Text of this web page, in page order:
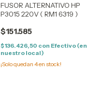
FUSOR ALTERNATIVO HP
P3015 220V ( RM1 6319 )
$151.585
$136.426,50 con Efectivo (en
nuestro local)
¡Solo quedan4en stock!